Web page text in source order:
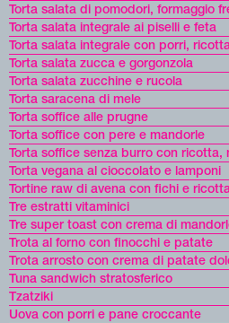
Torta salata di pomodori, formaggio
Torta salata integrale ai piselli e feta
Torta salata integrale con porri,
Torta salata zucca e gorgonzola
Torta salata zucchine e rucola
Torta saracena di mele
Torta soffice alle prugne
Torta soffice con pere e mandorle
Torta soffice senza burro con ricotta,
Torta vegana al cioccolato e lamponi
Tortine raw di avena con fichi e
Tre estratti vitaminici
Tre super toast con crema di
Trota al forno con finocchi e patate
Trota arrosto con crema di patate
Tuna sandwich stratosferico
Tzatziki
Uova con porri e pane croccante